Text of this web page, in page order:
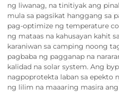
ng liwanag, na tinitiyak ang
mula sa pagsikat hanggang sa
pag-optimize ng temperature
ng mataas na kahusayan kahit
karaniwan sa camping noong
pagbaba ng pagganap na
kalidad na solar system. Ang
nagpoprotekta laban sa epekto
ng lilim na maaaring masira